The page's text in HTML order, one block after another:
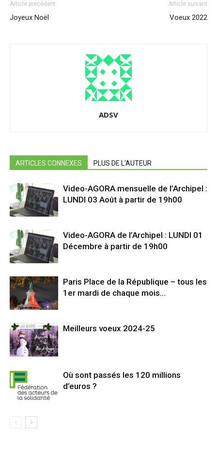
Article précédent
Joyeux Noël
Article suivant
Voeux 2022
ADSV
ARTICLES CONNEXES PLUS DE L'AUTEUR
Video-AGORA mensuelle de l’Archipel :
LUNDI 03 Août à partir de 19h00
Video-AGORA de l’Archipel : LUNDI 01
Décembre à partir de 19h00
Paris Place de la République – tous les
1er mardi de chaque mois…
Meilleurs voeux 2024-25
Où sont passés les 120 millions
d’euros ?